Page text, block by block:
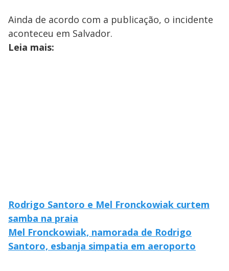
Ainda de acordo com a publicação, o incidente
aconteceu em Salvador.
Leia mais:
Rodrigo Santoro e Mel Fronckowiak curtem
samba na praia
Mel Fronckowiak, namorada de Rodrigo
Santoro, esbanja simpatia em aeroporto